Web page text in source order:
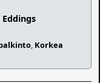
, Korkea